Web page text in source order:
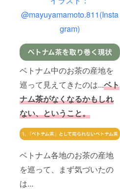
@mayuyamamoto.811(Insta
gram)
ベトナム中のお茶の産地を
巡って見えてきたのは...ベト
ナム茶がなくなるかもしれ
ない、ということ。
ベトナム各地のお茶の産地
を巡って、まず気づいたの
は...